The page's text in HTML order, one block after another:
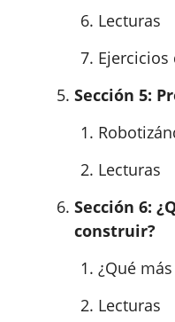
Lecturas
Ejercicios
Sección 5:
Lecturas
Sección 6:
construir?
¿Qué
Lecturas